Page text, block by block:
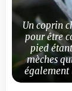
Un coprin
pour être
pied
mèches
également